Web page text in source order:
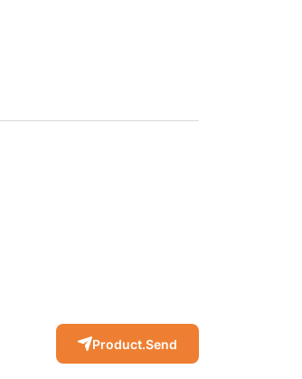
Product.Send